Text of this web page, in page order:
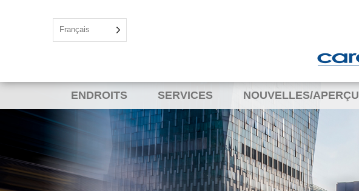
Français
ENDROITS SERVICES NOUVELLES/